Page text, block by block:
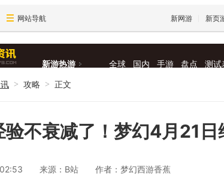
网站导航 新网游 新页
新游热游 全球 国内 手游 盘点 测试
> 攻略 > 正文
不衰减了！梦幻4月21日
来源：B站 作者：梦幻西游香蕉